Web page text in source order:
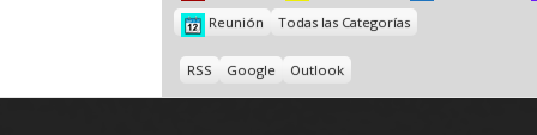
Reunión
Todas las Categorías
RSS
Subscribe
Google
Subscribe
Outlook